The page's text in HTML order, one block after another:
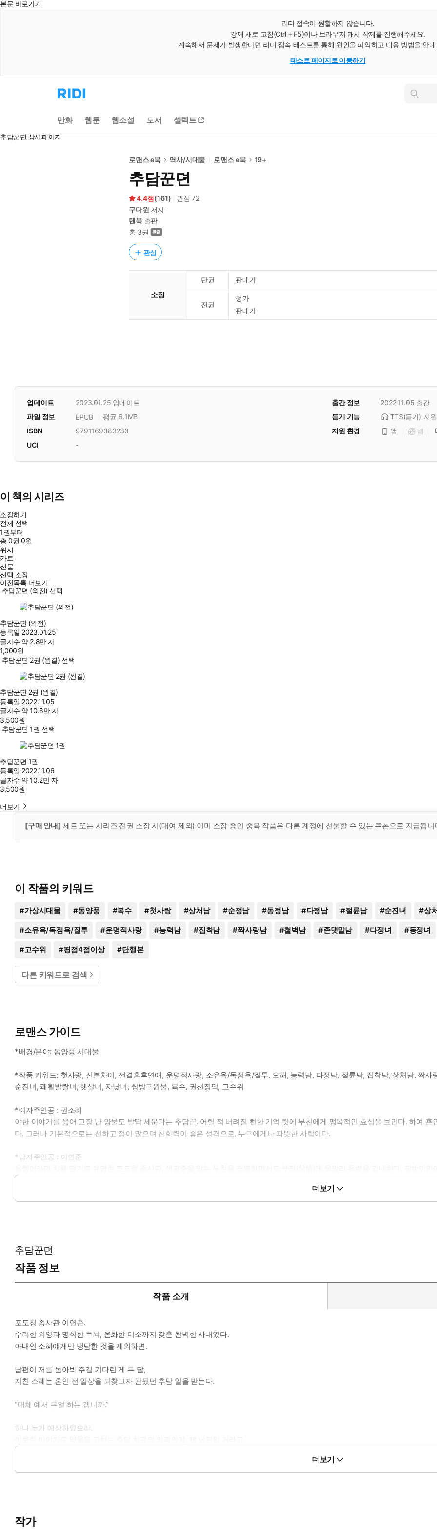
본문 바로가기
리디 접속이 원활하지 않습니다.
강제 새로 고침(Ctrl + F5)이나 브라우저 캐시 삭제를 진행해주세요.
계속해서 문제가 발생한다면 리디 접속 테스트를 통해 원인을 파악하고 대응 방법을 안
테스트 페이지로 이동하기
리
디
으
로
동
인
만화 웹툰 웹소설 도서 셀렉트
추담꾼뎐 상세페이지
로맨스 e북 역사/시대물 로맨스 e북 19+
추담꾼뎐
4.4 (161) 관심72
구다윈 저자
텐북출판
총 3권
관심
소장
단권 판매가
전권
정가
판매가
업데이트 2023.01.25 업데이트 출간 정보 2022.11.05 출간
듣기 기능
TTS(듣기) 지원
파일 정보 EPUB
평균 6.1MB
지원 환경
앱 웹
ISBN
9791169383233
UCI
-
이 책의 시리즈
소장하기
전체 선택
1권부터
총0권 0원
위시
카트
선물
선택 소장
이전목록 더보기
추담꾼뎐 (외전) 선택
추담꾼뎐 (외전)
등록일 2023.01.25
글자수 약 2.8만 자
1,000원
추담꾼뎐 2권 (완결) 선택
추담꾼뎐 2권 (완결)
등록일 2022.11.05
글자수 약 10.6만 자
3,500원
추담꾼뎐 1권 선택
추담꾼뎐 1권
등록일 2022.11.06
글자수 약 10.2만 자
3,500원
더보기
[구매 안내] 세트 또는 시리즈 전권 소장 시(대여 제외) 이미 소장 중인 중복 작품은 다른 계정에 선물할 수 있는 쿠폰으로 지급됩니
이 작품의 키워드
#가상시대물 #동양풍 #복수 #첫사랑 #상처남 #순정남 #동정남 #다정남 #절륜남 #순진녀 #상
#소유욕/독점욕/질투 #운명적사랑 #능력남 #집착남 #짝사랑남 #철벽남 #존댓말남 #다정녀 #동정녀
#고수위 #평점4점이상 #단행본
다른 키워드로 검색
로맨스 가이드
*배경/분야: 동양풍 시대물
*작품 키워드: 첫사랑, 신분차이, 선결혼후연애, 운명적사랑, 소유욕/독점욕/질투, 오해, 능력남, 다정남, 절륜남, 집착남, 상처남, 짝
순진녀, 쾌활발랄녀, 햇살녀, 자낮녀, 쌍방구원물, 복수, 권선징악, 고수위
*여자주인공 : 권소혜
야한 이야기를 읊어 고장 난 양물도 발딱 세운다는 추담꾼. 어릴 적 버려질 뻔한 기억 탓에 부친에게 맹목적인 효심을 보인다. 하여
다. 그러나 기본적으로는 선하고 정이 많으며 친화력이 좋은 성격으로, 누구에게나 따뜻한 사람이다.
*남자주인공 : 이연준
*이럴 때 보세요: 가장 가까운 이에게 상처를 받은 두 남녀가 서로를 만나 구원 받으며 앞으로 나아가는, 달달하고도 애틋한 이야기가
더보기
추담꾼뎐
작품 정보
작품 소개
포도청 종사관 이연준.
수려한 외양과 명석한 두뇌, 온화한 미소까지 갖춘 완벽한 사내였다.
아내인 소혜에게만 냉담한 것을 제외하면.
남편이 저를 돌아봐 주길 기다린 게 두 달,
지친 소혜는 혼인 전 일상을 되찾고자 관뒀던 추담 일을 받는다.
“대체 예서 무얼 하는 겝니까.”
하나 누가 예상하였으랴.
더보기
작가